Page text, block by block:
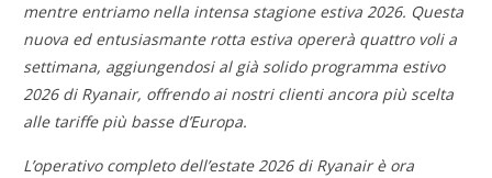
mentre entriamo nella intensa stagione estiva 2026. Questa
nuova ed entusiasmante rotta estiva opererà quattro voli a
settimana, aggiungendosi al già solido programma estivo
2026 di Ryanair, offrendo ai nostri clienti ancora più scelta
alle tariffe più basse d’Europa.
L’operativo completo dell’estate 2026 di Ryanair è ora